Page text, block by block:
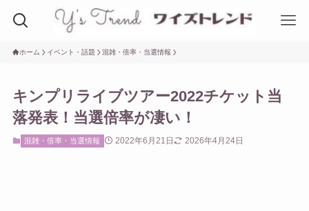
ホーム イベント・話題 混雑・倍率・当選情報
キンプリライブツアー2022チケット当
落発表！当選倍率が凄い！
混雑・倍率・当選情報 2022年6月21日 2026年4月24日